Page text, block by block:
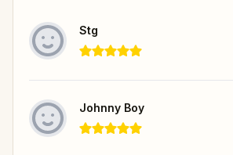
Stg
Johnny Boy